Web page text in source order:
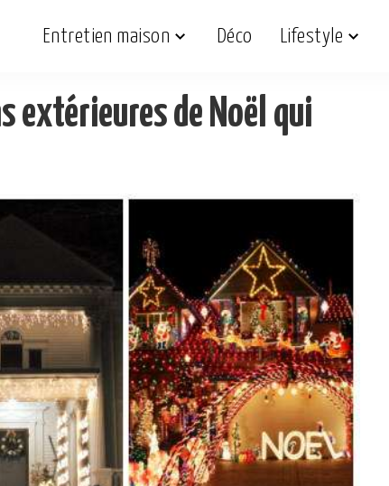
Entretien maison Déco Lifestyle
extérieures de Noël qui